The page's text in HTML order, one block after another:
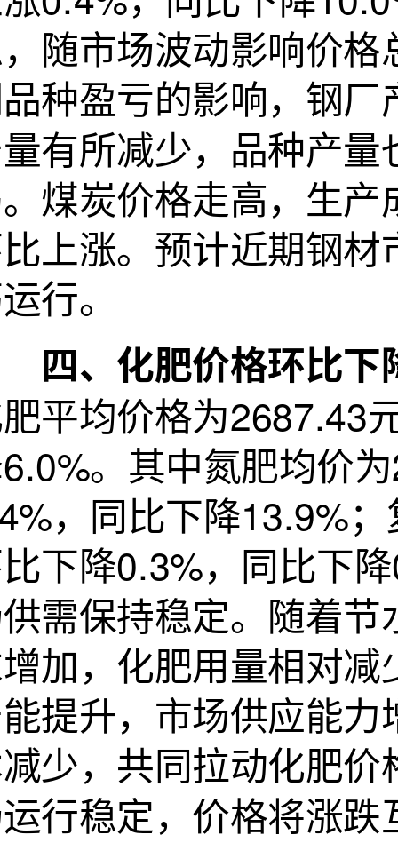
随市场波动影响价
种盈亏的影响，钢
有所减少，品种产
煤炭价格走高，生
上涨。预计近期钢
行。
化肥价格环比下
平均价格为2687.43
。其中氮肥均价
，同比下降13.9%
下降0.3%，同比下
需保持稳定。随着
加，化肥用量相对
提升，市场供应能
少，共同拉动化肥
行稳定，价格将涨跌